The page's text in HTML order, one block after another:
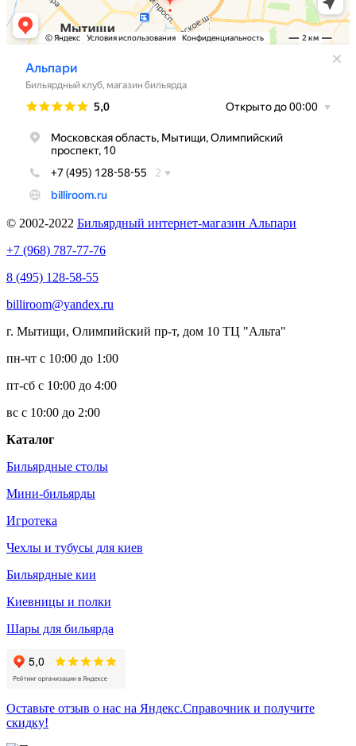
© 2002-2022 Бильярдный интернет-магазин Альпари
+7 (968) 787-77-76
8 (495) 128-58-55
billiroom@yandex.ru
г. Мытищи, Олимпийский пр-т, дом 10 ТЦ "Альта"
пн-чт с 10:00 до 1:00
пт-сб с 10:00 до 4:00
вс с 10:00 до 2:00
Каталог
Бильярдные столы
Мини-бильярды
Игротека
Чехлы и тубусы для киев
Бильярдные кии
Киевницы и полки
Шары для бильярда
Оставьте отзыв о нас на Яндекс.Справочник и получите
скидку!